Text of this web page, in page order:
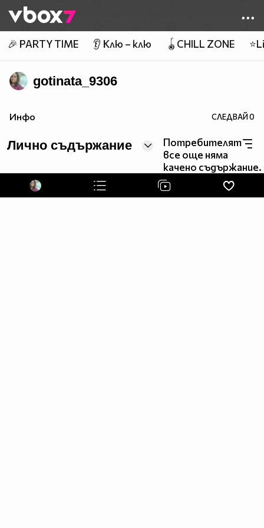
👾
🎉 PARTY TIME 👂 Клю – клю 🪀CHILL ZONE
gotinata_9306
Инфо СЛЕДВАЙ0
Лично съдържание
Потребителят
все още няма
качено съдържание.